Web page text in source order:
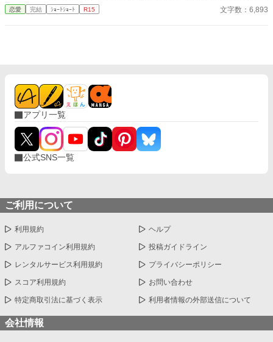
ていたのに彼が優しい眼で女騎士の同期と一緒にいる時苦しくて
たまらない・・・切ないのは私だけが愛しているから切なくても
恋愛 完結 ｼｮｰﾄｼｮｰﾄ R15 文字数：6,893
アプリ一覧
公式SNS一覧
ご利用について
利用規約 ヘルプ
アルファコイン利用規約 投稿ガイドライン
レンタルサービス利用規約 プライバシーポリシー
スコア利用規約 お問い合わせ
特定商取引法に基づく表示 利用者情報の外部送信について
会社情報